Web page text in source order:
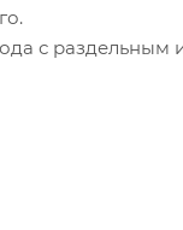
с раздельным